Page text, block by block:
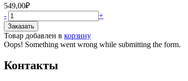
549,00₽
-
+
Товар добавлен в корзину
Oops! Something went wrong while submitting the form.
Контакты